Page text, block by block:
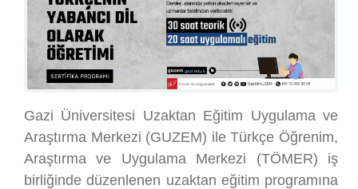
Gazi Üniversitesi Uzaktan Eğitim Uygulama ve
Araştırma Merkezi (GUZEM) ile Türkçe Öğrenim,
Araştırma ve Uygulama Merkezi (TÖMER) iş
birliğinde düzenlenen uzaktan eğitim programına